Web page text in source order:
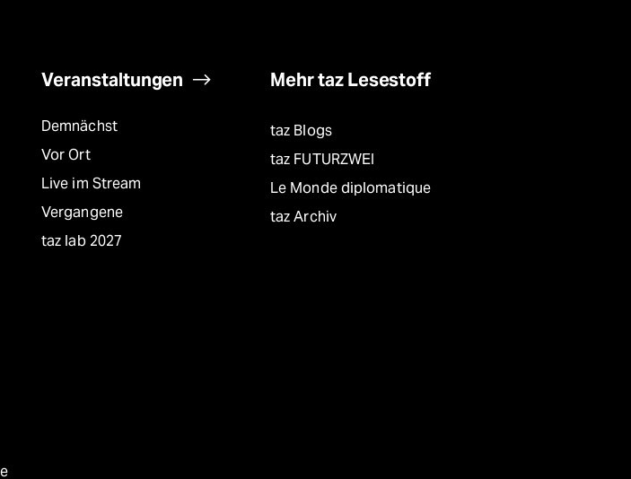
Veranstaltungen
Demnächst
Vor Ort
Live im Stream
Vergangene
taz lab 2027
Mehr taz Lesestoff
taz Blogs
taz FUTURZWEI
Le Monde diplomatique
taz Archiv